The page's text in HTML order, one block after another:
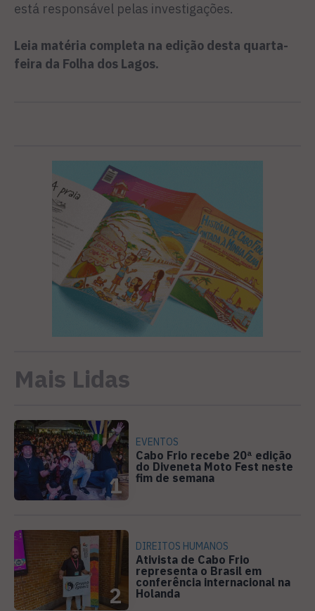
está responsável pelas investigações.
Leia matéria completa na edição desta quarta-
feira da Folha dos Lagos.
Mais Lidas
1
EVENTOS
Cabo Frio recebe 20ª edição
do Diveneta Moto Fest neste
fim de semana
2
DIREITOS HUMANOS
Ativista de Cabo Frio
representa o Brasil em
conferência internacional na
Holanda